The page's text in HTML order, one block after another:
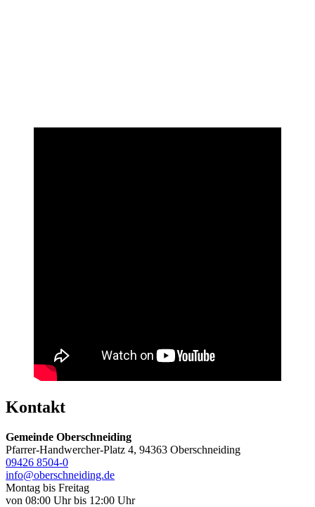
Kontakt
Gemeinde Oberschneiding
Pfarrer-Handwercher-Platz 4, 94363 Oberschneiding
09426 8504-0
info@oberschneiding.de
Montag bis Freitag
von 08:00 Uhr bis 12:00 Uhr